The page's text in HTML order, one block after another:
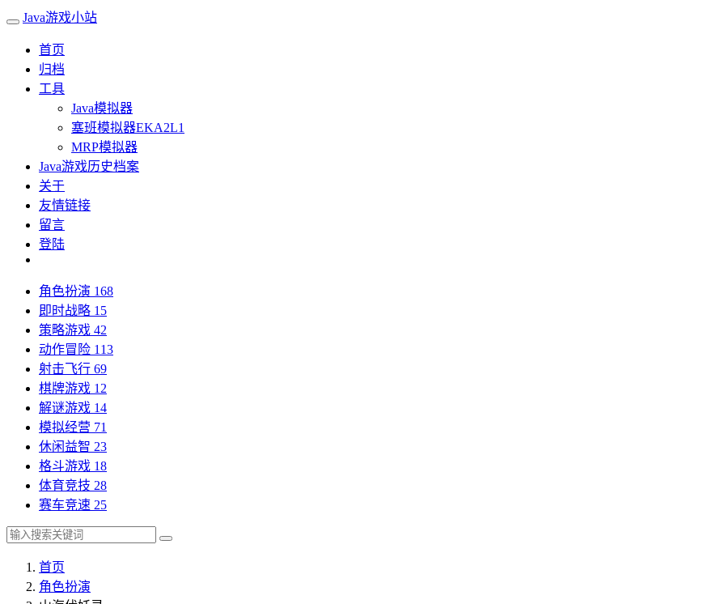
Java游戏小站
首页
归档
工具
Java模拟器
塞班模拟器EKA2L1
MRP模拟器
Java游戏历史档案
关于
友情链接
留言
登陆
角色扮演 168
即时战略 15
策略游戏 42
动作冒险 113
射击飞行 69
棋牌游戏 12
解谜游戏 14
模拟经营 71
休闲益智 23
格斗游戏 18
体育竞技 28
赛车竞速 25
首页
角色扮演